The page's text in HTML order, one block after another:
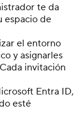
te da
espacio de
el entorno
y asignarles
invitación
Entra ID,
esté